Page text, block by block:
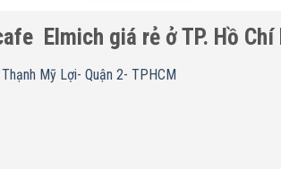
Elmich giá rẻ ở TP. Hồ Chí
Mỹ Lợi- Quận 2- TPHCM